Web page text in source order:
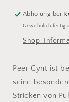
Abholung bei
Gewöhnlich fertig
Shop-
Peer Gynt ist
seine
Stricken von